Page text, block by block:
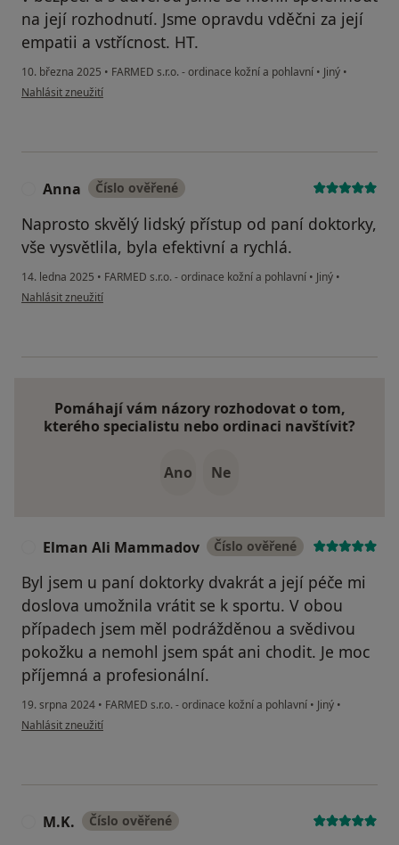
na její rozhodnutí. Jsme opravdu vděčni za její
empatii a vstřícnost. HT.
10. března 2025 • FARMED s.r.o. - ordinace kožní a pohlavní • Jiný •
podle názoru uživatele HT
Nahlásit zneužití
Anna Číslo ověřené
Naprosto skvělý lidský přístup od paní doktorky,
vše vysvětlila, byla efektivní a rychlá.
14. ledna 2025 • FARMED s.r.o. - ordinace kožní a pohlavní • Jiný •
podle názoru uživatele Anna
Nahlásit zneužití
Pomáhají vám názory rozhodovat o tom,
kterého specialistu nebo ordinaci navštívit?
Ano Ne
Elman Ali Mammadov Číslo ověřené
Byl jsem u paní doktorky dvakrát a její péče mi
doslova umožnila vrátit se k sportu. V obou
případech jsem měl podrážděnou a svědivou
pokožku a nemohl jsem spát ani chodit. Je moc
příjemná a profesionální.
19. srpna 2024 • FARMED s.r.o. - ordinace kožní a pohlavní • Jiný •
podle názoru uživatele Elman Ali Mammadov
Nahlásit zneužití
M.K. Číslo ověřené